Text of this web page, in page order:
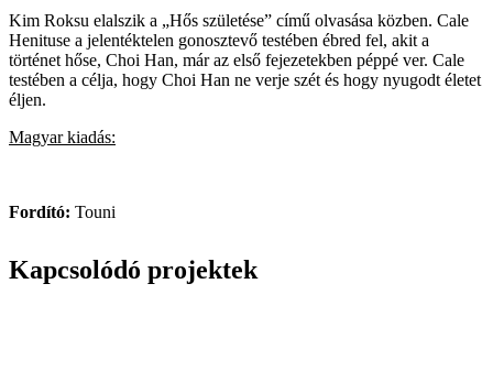
Kim Roksu elalszik a „Hős születése” című olvasása közben. Cale
Henituse a jelentéktelen gonosztevő testében ébred fel, akit a
történet hőse, Choi Han, már az első fejezetekben péppé ver. Cale
testében a célja, hogy Choi Han ne verje szét és hogy nyugodt életet
éljen.
Magyar kiadás:
Fordító: Touni
Kapcsolódó projektek